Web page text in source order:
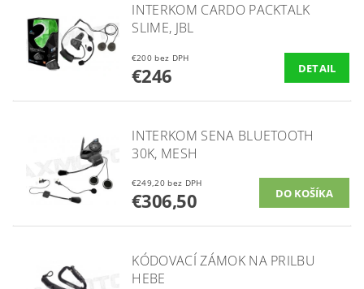
INTERKOM CARDO PACKTALK
SLIME, JBL
€200 bez DPH
€246 DETAIL
INTERKOM SENA BLUETOOTH
30K, MESH
€249,20 bez DPH
€306,50
KÓDOVACÍ ZÁMOK NA PRILBU
HEBE